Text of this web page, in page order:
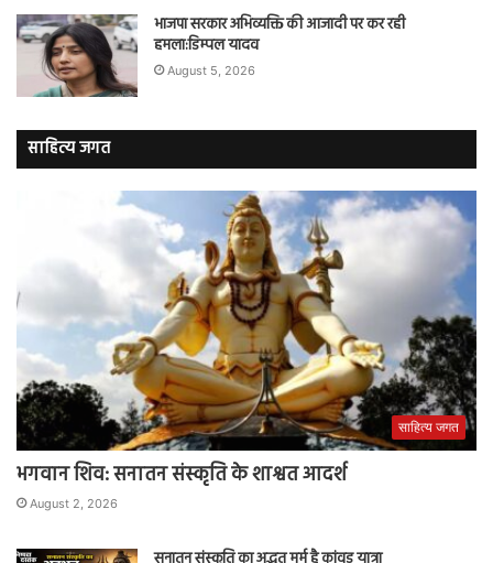
भाजपा सरकार अभिव्यक्ति की आजादी पर कर रही
हमला:डिम्पल यादव
August 5, 2026
साहित्य जगत
साहित्य जगत
भगवान शिव: सनातन संस्कृति के शाश्वत आदर्श
August 2, 2026